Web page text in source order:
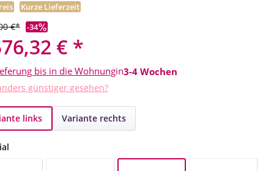
€ *
Kurze Lieferzeit
€* -34
bis in die Wohnungin3-4 Wochen
günstiger gesehen?
links Variante rechts